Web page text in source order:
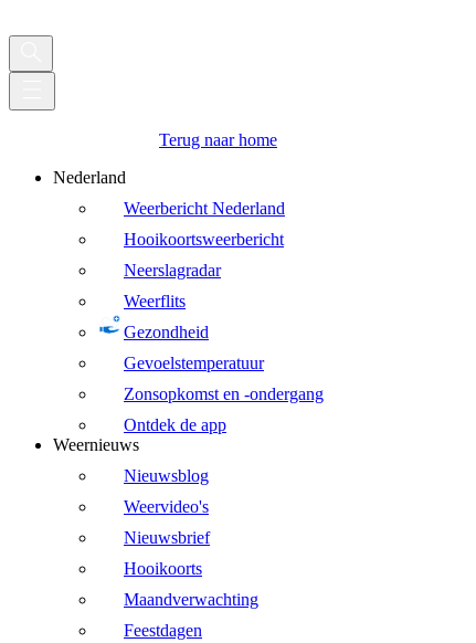
Terug naar home
Nederland
Weerbericht Nederland
Hooikoortsweerbericht
Neerslagradar
Weerflits
Gezondheid
Gevoelstemperatuur
Zonsopkomst en -ondergang
Ontdek de app
Weernieuws
Nieuwsblog
Weervideo's
Nieuwsbrief
Hooikoorts
Maandverwachting
Feestdagen